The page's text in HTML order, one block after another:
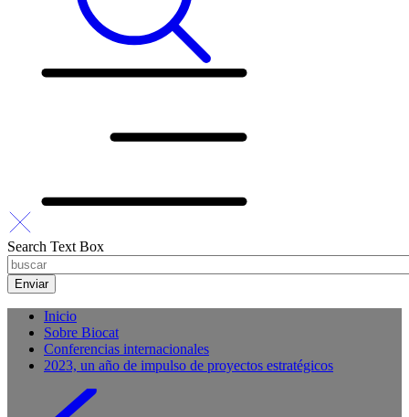
Search Text Box
Inicio
Sobre Biocat
Conferencias internacionales
2023, un año de impulso de proyectos estratégicos